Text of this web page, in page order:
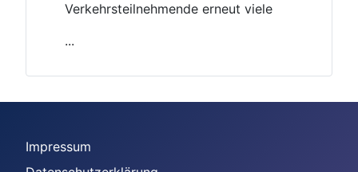
Verkehrsteilnehmende erneut viele
...
Impressum